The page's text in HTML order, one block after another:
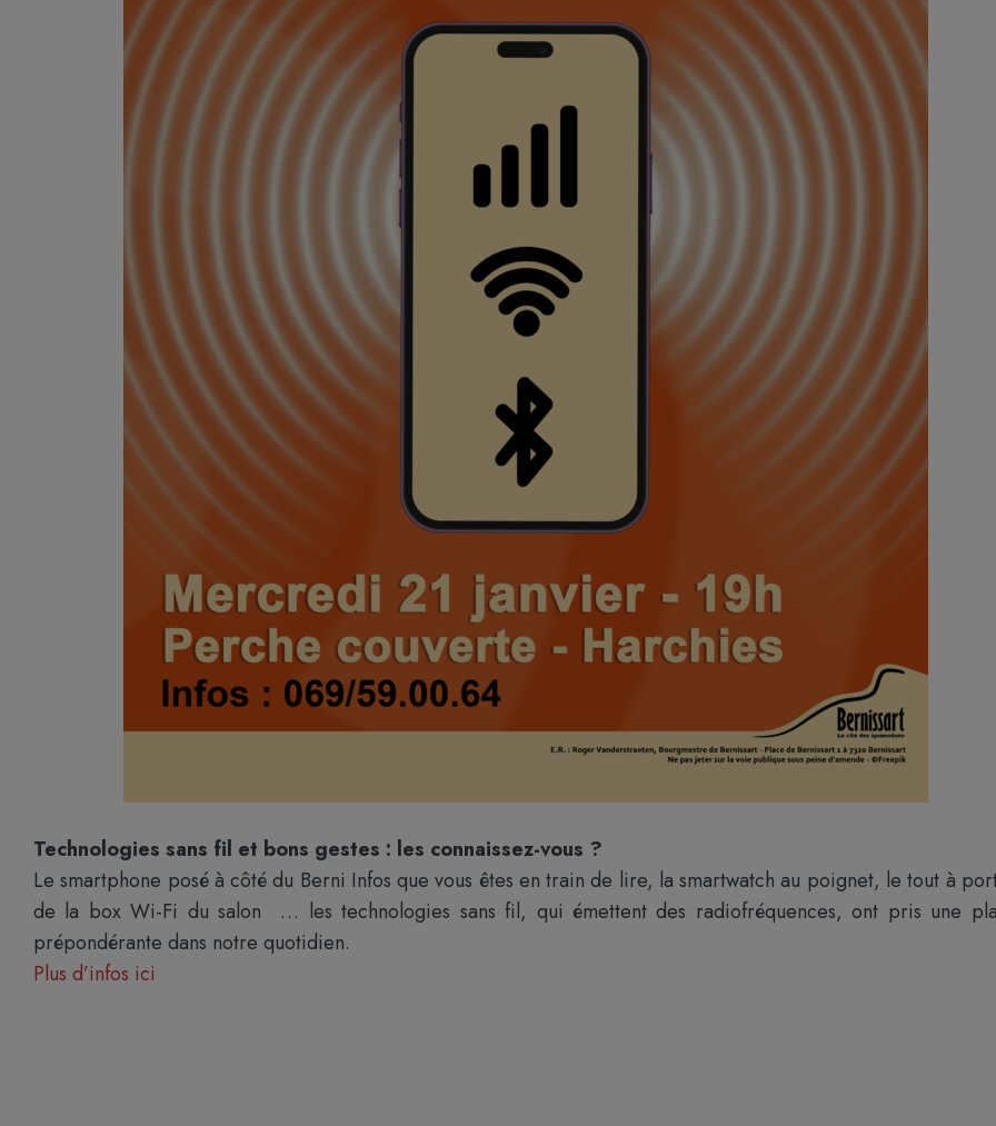
Technologies sans fil et bons gestes : les connaissez-vous ?
Le smartphone posé à côté du Berni Infos que vous êtes en train de lire, la smartwatch au poignet, le tout à
de la box Wi-Fi du salon … les technologies sans fil, qui émettent des radiofréquences, ont pris une
prépondérante dans notre quotidien.
Plus d’infos ici